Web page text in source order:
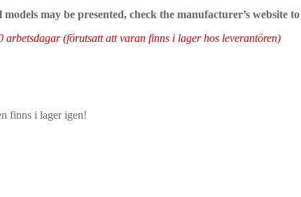
may be presented, check the manufacturer’s website
(förutsatt att varan finns i lager hos leverantören)
finns i lager igen!